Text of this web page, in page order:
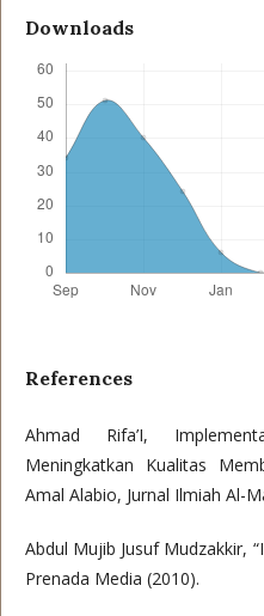
Downloads
References
Ahmad Rifa’I,
Meningkatkan Kualitas
Amal Alabio, Jurnal Ilmiah Al-
Abdul Mujib Jusuf Mudzakkir,
Prenada Media (2010).